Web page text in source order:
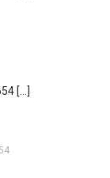
[…]